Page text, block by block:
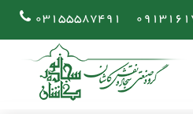
03155587491